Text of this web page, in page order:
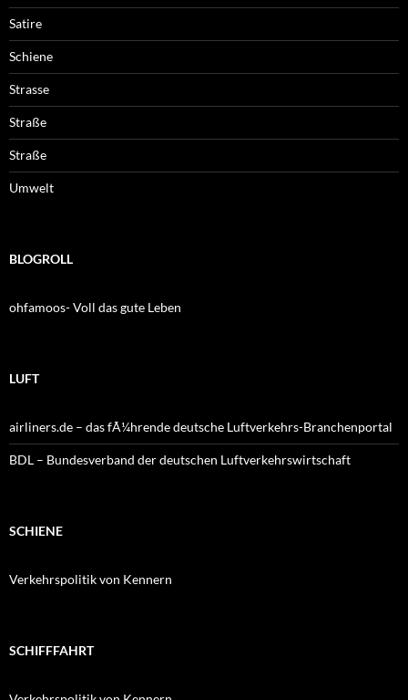
Satire
Schiene
Strasse
Straße
Straße
Umwelt
BLOGROLL
ohfamoos- Voll das gute Leben
LUFT
airliners.de – das fÃ¼hrende deutsche Luftverkehrs-Branchenportal
BDL – Bundesverband der deutschen Luftverkehrswirtschaft
SCHIENE
Verkehrspolitik von Kennern
SCHIFFFAHRT